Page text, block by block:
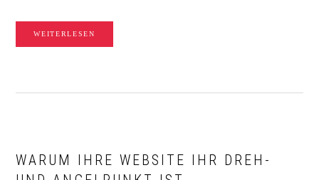
WEITERLESEN
WARUM IHRE WEBSITE IHR DREH-